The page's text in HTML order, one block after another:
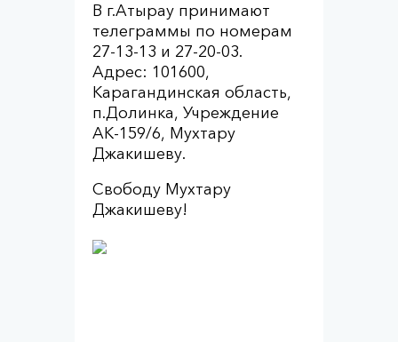
В г.Атырау принимают
телеграммы по номерам
27-13-13 и 27-20-03.
Адрес: 101600,
Карагандинская область,
п.Долинка, Учреждение
АК-159/6, Мухтару
Джакишеву.
Свободу Мухтару
Джакишеву!